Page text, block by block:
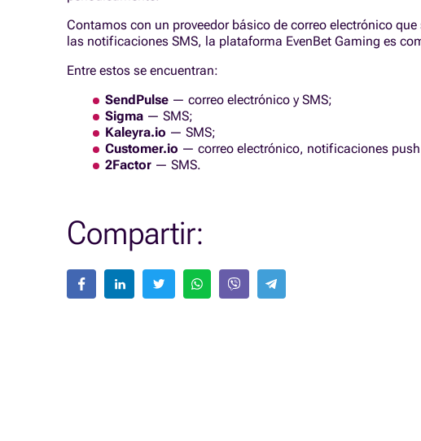
Contamos con un proveedor básico de correo electrónico
las notificaciones SMS, la plataforma EvenBet Gaming es
Entre estos se encuentran:
SendPulse — correo electrónico y SMS;
Sigma — SMS;
Kaleyra.io — SMS;
Customer.io — correo electrónico, notificaciones push
2Factor — SMS.
Compartir: